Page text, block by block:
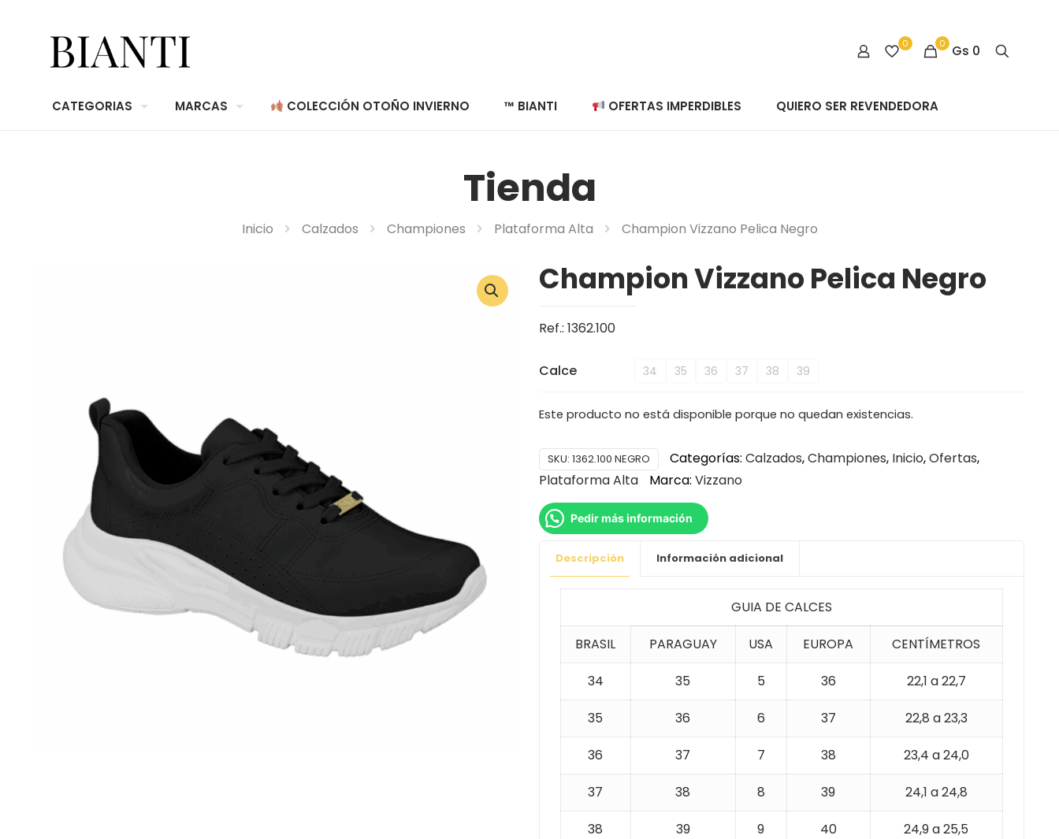
0 0 Gs 0
CATEGORIAS MARCAS COLECCIÓN OTOÑO INVIERNO ™ BIANTI OFERTAS IMPERDIBLES QUIERO SER REVENDEDORA
Tienda
Inicio Calzados Championes Plataforma Alta Champion Vizzano Pelica Negro
Champion Vizzano Pelica Negro
Ref.: 1362.100
Calce 34 35 36 37 38 39
Este producto no está disponible porque no quedan existencias.
SKU: 1362.100 NEGRO Categorías: Calzados,Championes, Inicio,Ofertas,
Plataforma Alta
Marca: Vizzano
Pedir más información
Descripción Información adicional
GUIA DE CALCES
BRASIL PARAGUAY USA EUROPA CENTÍMETROS
34 35 5 36 22,1 a 22,7
35 36 6 37 22,8 a 23,3
36 37 7 38 23,4 a 24,0
37 38 8 39 24,1 a 24,8
38 39 9 40 24,9 a 25,5